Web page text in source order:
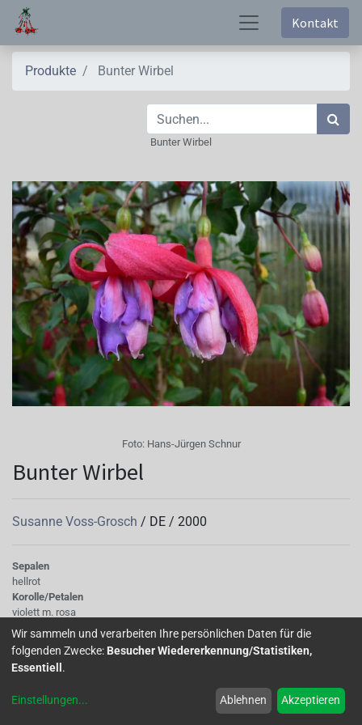
Kontakt
Produkte Bunter Wirbel
Bunter Wirbel
Foto: Hans-Jürgen Schnur
Bunter Wirbel
Susanne Voss-Grosch / DE / 2000
Sepalen
hellrot
Korolle/Petalen
violett m. rosa
Knospe/Blüte
gross, halb gefüllt
Wuchs
stehend
Wir sammeln und verarbeiten Ihre persönlichen Daten für die
folgenden Zwecke: Besucher Wiedererkennung/Statistiken,
Essentiell .
Einstellungen... Ablehnen Akzeptieren